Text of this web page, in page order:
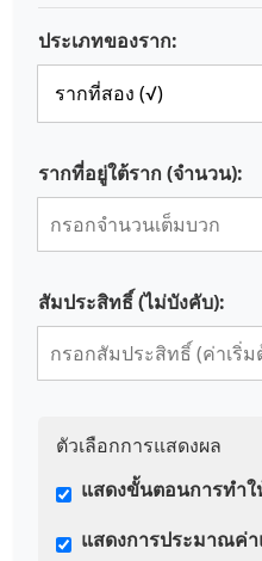
ประเภทของราก:
รากที่อยู่ใต้ราก (จำนวน):
สัมประสิทธิ์ (ไม่บังคับ):
ตัวเลือกการแสดงผล
แสดงขั้นตอนการทำใ
แสดงการประมาณค่